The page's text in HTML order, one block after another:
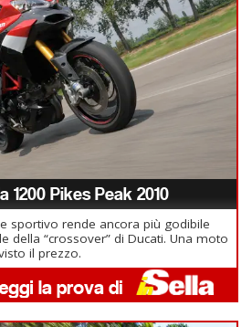
Pikes Peak 2010
sportivo rende ancora più godibile
della “crossover” di Ducati. Una moto
il prezzo.